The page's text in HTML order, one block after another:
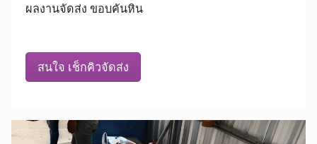
ผลงานจัดส่ง ขอบคันหิน
สนใจ เช็กคิวจัดส่ง